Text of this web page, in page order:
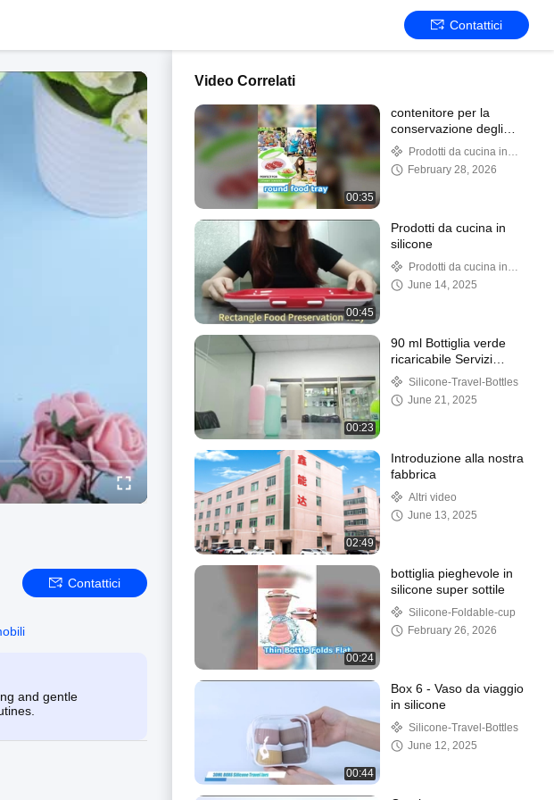
Contattici
Contattici
and gentle
Video Correlati
00:35
contenitore per la
conservazione degli
alimenti di forma
rotonda
Prodotti da cucina in
siliconeFebruary 28, 2026
00:45
Prodotti da cucina in
silicone
Prodotti da cucina in
siliconeJune 14, 2025
00:23
90 ml Bottiglia verde
ricaricabile Servizi
igienici Contenitori da
viaggio Bottiglia da
viaggio in silicone vuota
Silicone-Travel-Bottles
June 21, 2025
02:49
Introduzione alla nostra
fabbrica
Altri video
June 13, 2025
00:24
bottiglia pieghevole in
silicone super sottile
Silicone-Foldable-cup
February 26, 2026
00:44
Box 6 - Vaso da viaggio
in silicone
Silicone-Travel-Bottles
June 12, 2025